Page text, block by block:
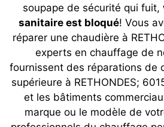
soupape de sécurité qui fuit,
sanitaire est bloqué! Vous
réparer une chaudière à
experts en chauffage de
fournissent des réparations de
supérieure à RETHONDES;
et les bâtiments
marque ou le modèle de